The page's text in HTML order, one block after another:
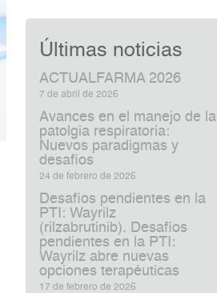
Últimas noticias
ACTUALFARMA 2026
7 de abril de 2026
Avances en el manejo de la
patolgia respiratoria:
Nuevos paradigmas y
desafíos
24 de febrero de 2026
Desafíos pendientes en la
PTI: Wayrilz
(rilzabrutinib). Desafíos
pendientes en la PTI:
Wayrilz abre nuevas
opciones terapéuticas
17 de febrero de 2026